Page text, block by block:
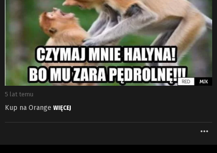
5 lat temu
Kup na Orange WIĘCEJ